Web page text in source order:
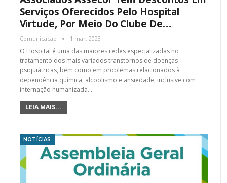
Serviços Oferecidos Pelo Hospital
Virtude, Por Meio Do Clube De…
Comunicacao 1 mar, 2023
O Hospital é uma das maiores redes especializadas no
tratamento dos mais variados transtornos de doenças
psiquiátricas, bem como em problemas relacionados à
dependência química, alcoolismo e ansiedade, inclusive com
internação humanizada.…
LEIA MAIS...
NOTÍCIAS